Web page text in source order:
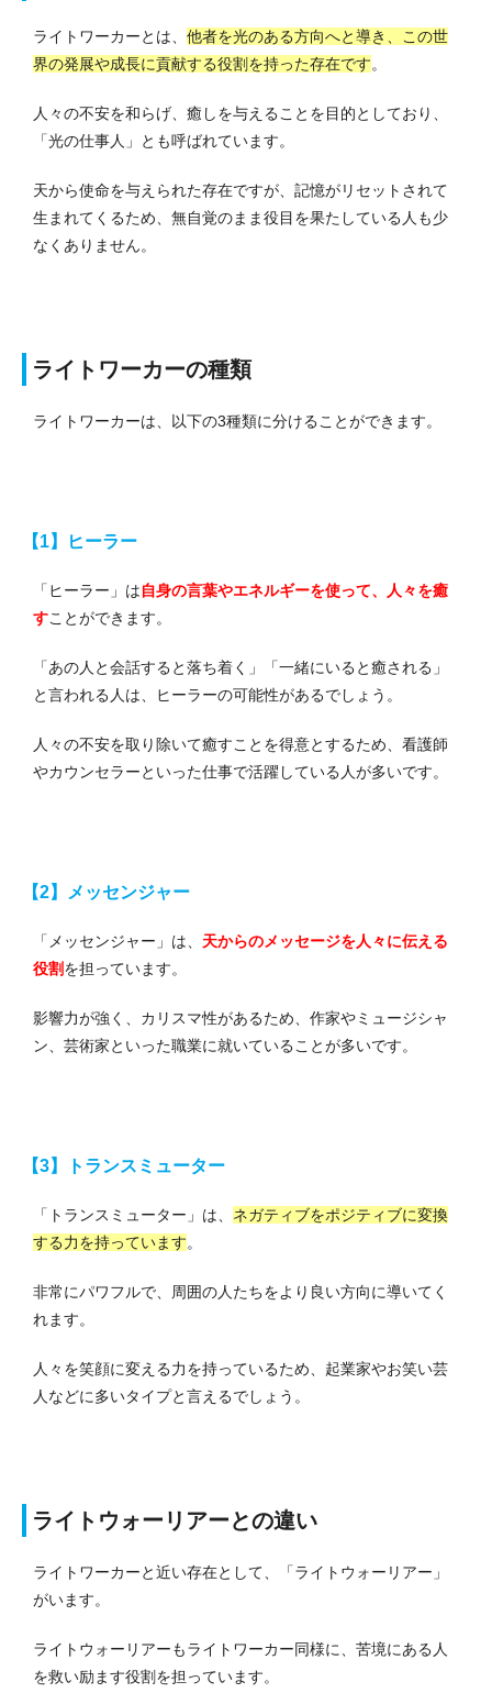
ライトワーカーとは、 他者を光のある方向へと導き、この世
界の発展や成長に貢献する役割を持った存在です。
人々の不安を和らげ、癒しを与えることを目的としており、
「光の仕事人」とも呼ばれています。
天から使命を与えられた存在ですが、記憶がリセットされて
生まれてくるため、無自覚のまま役目を果たしている人も少
なくありません。
ライトワーカーの種類
ライトワーカーは、以下の3種類に分けることができます。
【1】ヒーラー
「ヒーラー」は自身の言葉やエネルギーを使って、人々を癒
すことができます。
「あの人と会話すると落ち着く」「一緒にいると癒される」
と言われる人は、ヒーラーの可能性があるでしょう。
人々の不安を取り除いて癒すことを得意とするため、看護師
やカウンセラーといった仕事で活躍している人が多いです。
【2】メッセンジャー
「メッセンジャー」は、 天からのメッセージを人々に伝える
役割を担っています。
影響力が強く、カリスマ性があるため、作家やミュージシャ
ン、芸術家といった職業に就いていることが多いです。
【3】トランスミューター
「トランスミューター」は、 ネガティブをポジティブに変換
する力を持っています。
非常にパワフルで、周囲の人たちをより良い方向に導いてく
れます。
人々を笑顔に変える力を持っているため、起業家やお笑い芸
人などに多いタイプと言えるでしょう。
ライトウォーリアーとの違い
ライトワーカーと近い存在として、「ライトウォーリアー」
がいます。
ライトウォーリアーもライトワーカー同様に、苦境にある人
を救い励ます役割を担っています。